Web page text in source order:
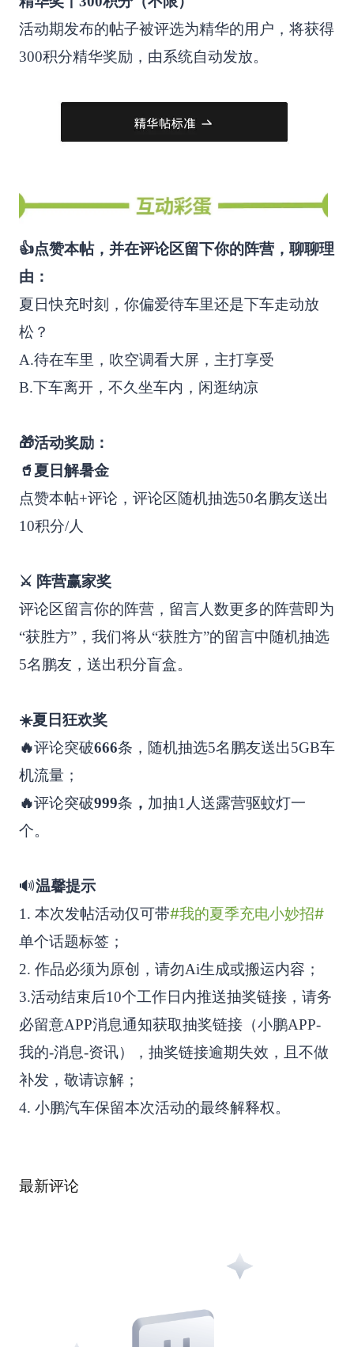
活动期发布的帖子被评选为精华的用户，将获得
300积分精华奖励，由系统自动发放。
👍点赞本帖，并在评论区留下你的阵营，聊聊理
由：
夏日快充时刻，你偏爱待车里还是下车走动放
松？
A.待在车里，吹空调看大屏，主打享受
B.下车离开，不久坐车内，闲逛纳凉
🎁活动奖励：
🥤夏日解暑金
点赞本帖+评论，评论区随机抽选50名鹏友送出
10积分/人
⚔️ 阵营赢家奖
评论区留言你的阵营，留言人数更多的阵营即为
“获胜方”，我们将从“获胜方”的留言中随机抽选
5名鹏友，送出积分盲盒。
☀️夏日狂欢奖
🔥评论突破666条，随机抽选5名鹏友送出5GB车
机流量；
🔥评论突破999条 ， 加抽1人送露营驱蚊灯一
个。
🔊温馨提示
1. 本次发帖活动仅可带#我的夏季充电小妙招#
单个话题标签；
2. 作品必须为原创，请勿Ai生成或搬运内容；
3.活动结束后10个工作日内推送抽奖链接，请务
必留意APP消息通知获取抽奖链接（小鹏APP-
我的-消息-资讯），抽奖链接逾期失效，且不做
补发，敬请谅解；
4. 小鹏汽车保留本次活动的最终解释权。
最新评论